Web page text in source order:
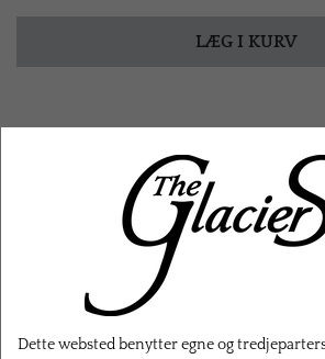
LÆG I KURV
RELATEREDE PRODUKTER
Dette websted benytter egne og